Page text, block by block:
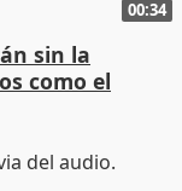
00:34
sin la
como el